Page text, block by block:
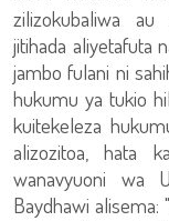
zilizokubaliwa
jitihada aliyetafuta
jambo fulani ni
hukumu ya tukio
kuitekeleza
alizozitoa, hata
wanavyuoni wa
Baydhawi alisema: